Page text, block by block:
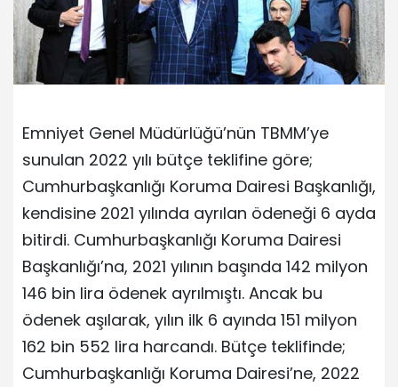
Emniyet Genel Müdürlüğü’nün TBMM’ye
sunulan 2022 yılı bütçe teklifine göre;
Cumhurbaşkanlığı Koruma Dairesi Başkanlığı,
kendisine 2021 yılında ayrılan ödeneği 6 ayda
bitirdi. Cumhurbaşkanlığı Koruma Dairesi
Başkanlığı’na, 2021 yılının başında 142 milyon
146 bin lira ödenek ayrılmıştı. Ancak bu
ödenek aşılarak, yılın ilk 6 ayında 151 milyon
162 bin 552 lira harcandı. Bütçe teklifinde;
Cumhurbaşkanlığı Koruma Dairesi’ne, 2022